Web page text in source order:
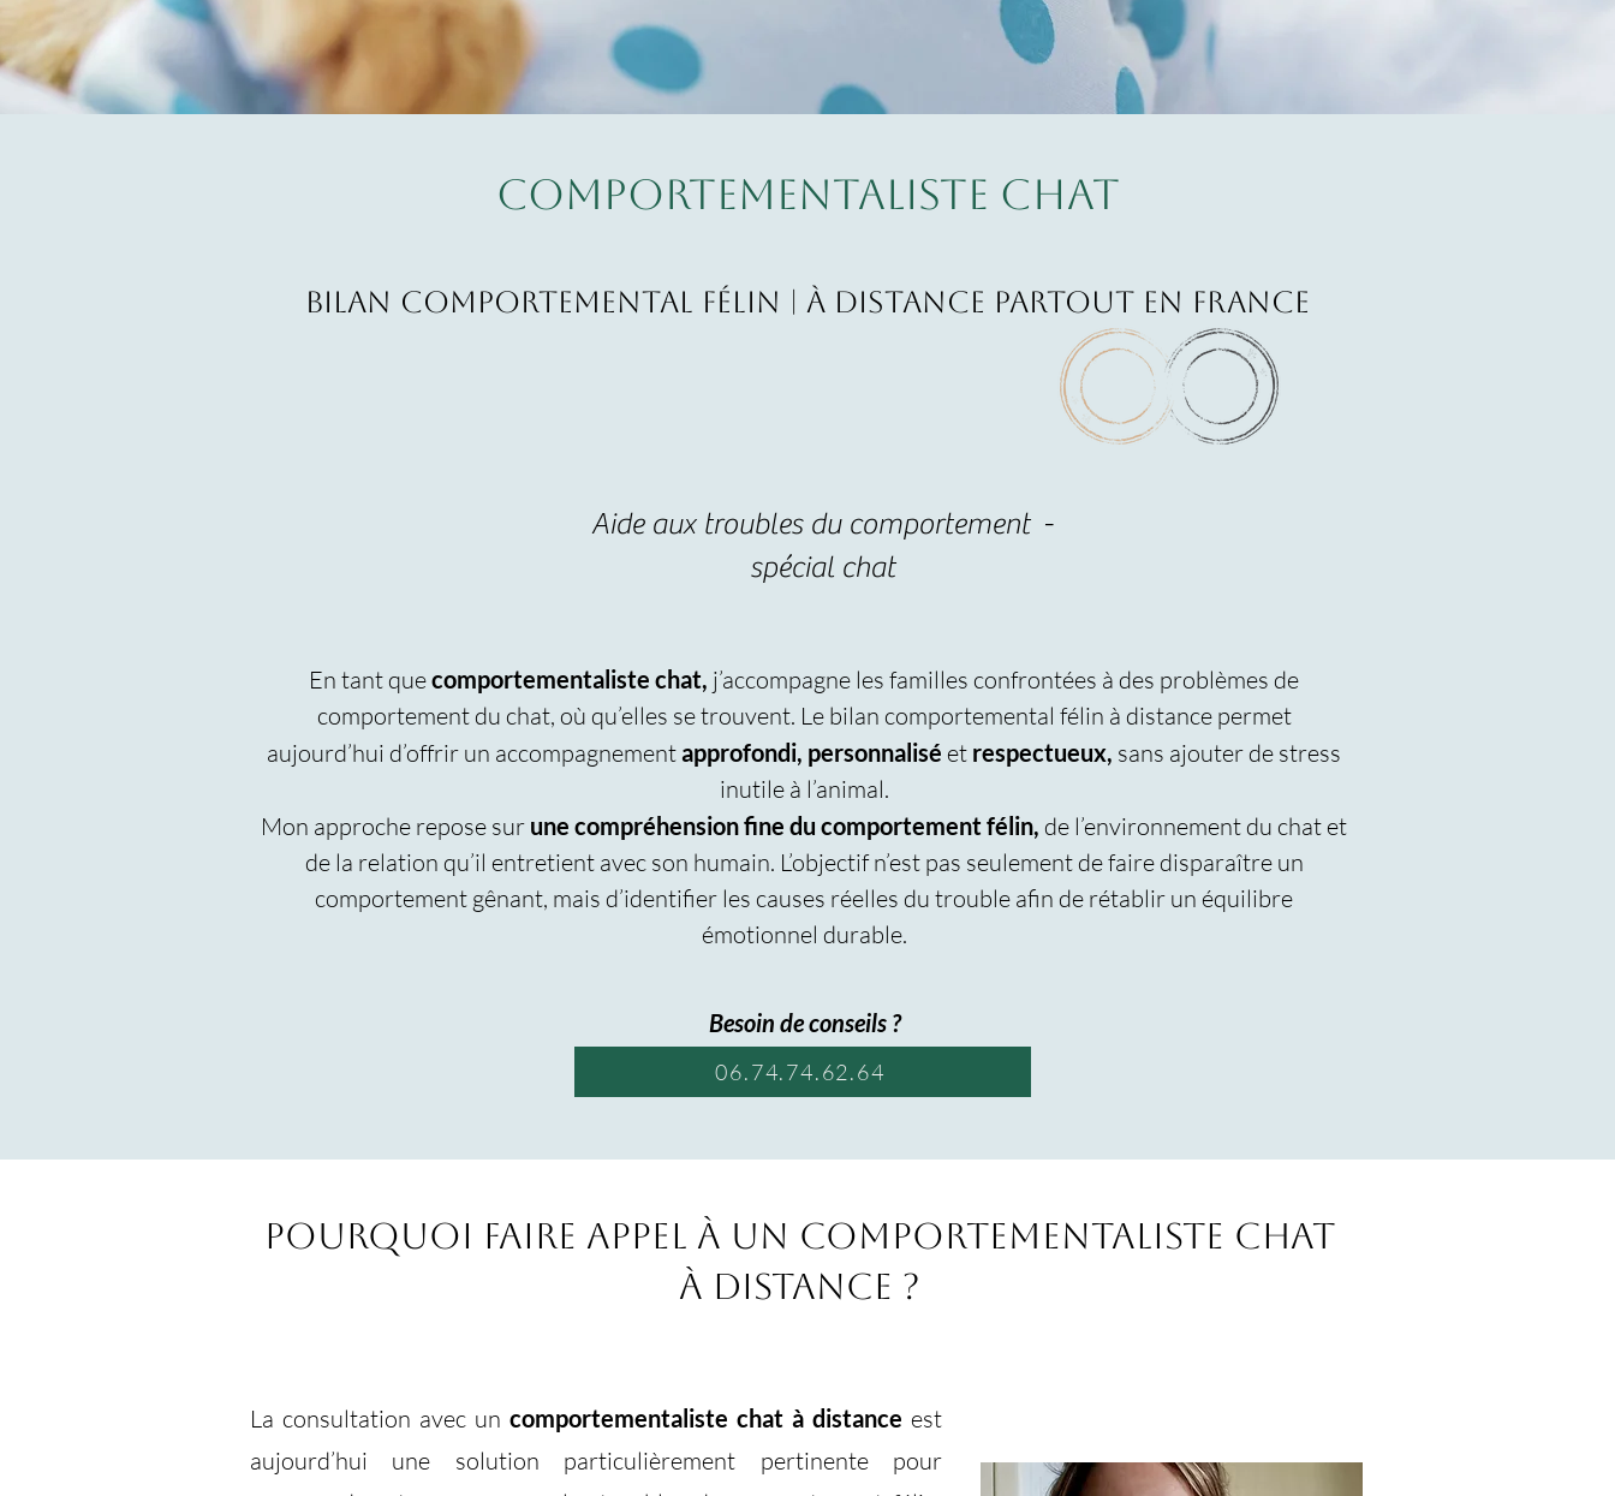
Comportementaliste chat
Bilan comportemental félin | à distance partout en France
Aide aux troubles du comportement -
spécial chat
En tant quecomportementaliste chat, j’accompagne les familles confrontées à des problèmes de
comportement du chat, où qu’elles se trouvent. Le bilan comportemental félin à distance permet
aujourd’hui d’offrir un accompagnementapprofondi, personnalisé et respectueux, sans ajouter de stress
inutile à l’animal.
Mon approche repose sur une compréhension fine du comportement félin, de l’environnement du chat et
de la relation qu’il entretient avec son humain. L’objectif n’est pas seulement de faire disparaître un
comportement gênant, mais d’identifier les causes réelles du trouble afin de rétablir un équilibre
émotionnel durable.
Besoin de conseils ?
06.74.74.62.64
Pourquoi faire appel à un comportementaliste chat
à distance ?
La consultation avec un comportementaliste chat à distance est
aujourd’hui une solution particulièrement pertinente pour